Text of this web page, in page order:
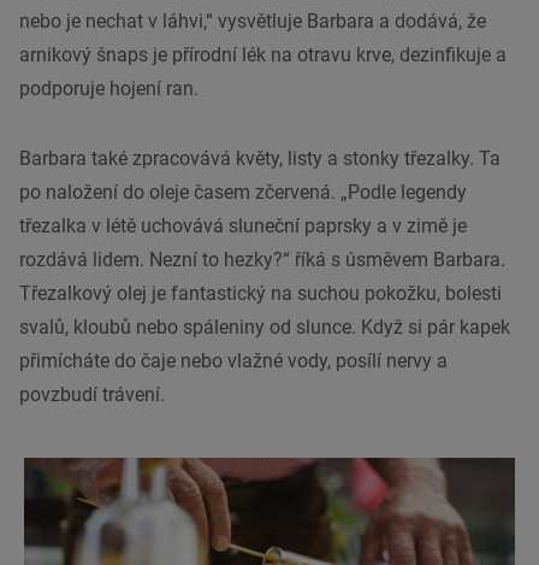
nebo je nechat v láhvi,“ vysvětluje Barbara a dodává, že
arnikový šnaps je přírodní lék na otravu krve, dezinfikuje a
podporuje hojení ran.
Barbara také zpracovává květy, listy a stonky třezalky. Ta
po naložení do oleje časem zčervená. „Podle legendy
třezalka v létě uchovává sluneční paprsky a v zimě je
rozdává lidem. Nezní to hezky?“ říká s úsměvem Barbara.
Třezalkový olej je fantastický na suchou pokožku, bolesti
svalů, kloubů nebo spáleniny od slunce. Když si pár kapek
přimícháte do čaje nebo vlažné vody, posílí nervy a
povzbudí trávení.